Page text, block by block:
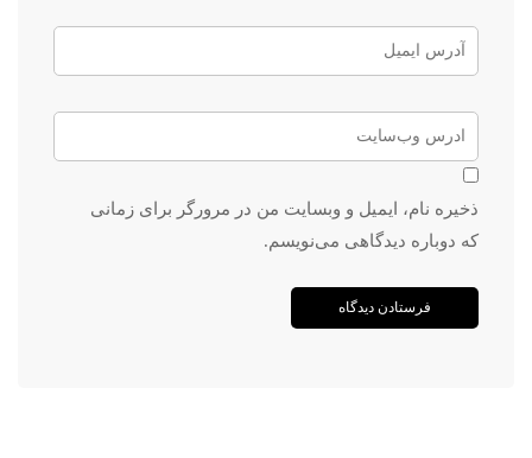
ذخیره نام، ایمیل و وبسایت من در مرورگر برای زمانی
که دوباره دیدگاهی می‌نویسم.